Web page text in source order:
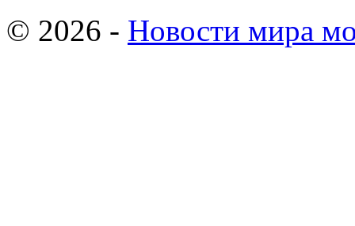
© 2026 - Новости мира